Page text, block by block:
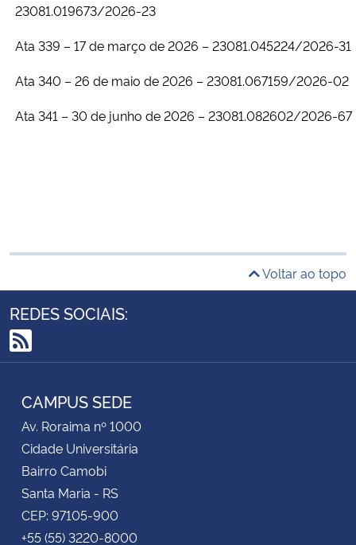
23081.019673/2026-23
Ata 339 – 17 de março de 2026 – 23081.045224/2026-31
Ata 340 – 26 de maio de 2026 – 23081.067159/2026-02
Ata 341 – 30 de junho de 2026 – 23081.082602/2026-67
Voltar ao topo
REDES SOCIAIS:
RSS
CAMPUS SEDE
Av. Roraima nº 1000
Cidade Universitária
Bairro Camobi
Santa Maria - RS
CEP: 97105-900
+55 (55) 3220-8000